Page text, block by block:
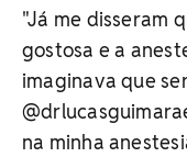
"Já me disseram
gostosa e a
imaginava que
na minha